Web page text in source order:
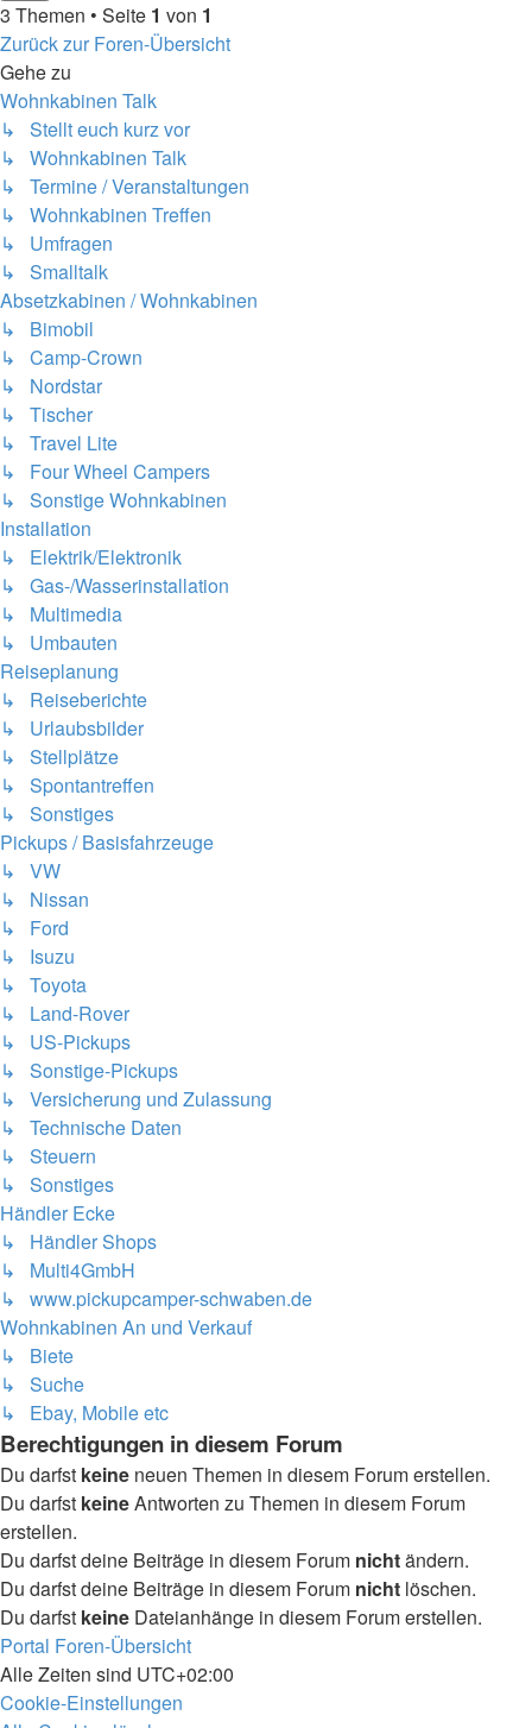
3 Themen • Seite 1 von 1
Zurück zur Foren-Übersicht
Gehe zu
Wohnkabinen Talk
↳ Stellt euch kurz vor
↳ Wohnkabinen Talk
↳ Termine / Veranstaltungen
↳ Wohnkabinen Treffen
↳ Umfragen
↳ Smalltalk
Absetzkabinen / Wohnkabinen
↳ Bimobil
↳ Camp-Crown
↳ Nordstar
↳ Tischer
↳ Travel Lite
↳ Four Wheel Campers
↳ Sonstige Wohnkabinen
Installation
↳ Elektrik/Elektronik
↳ Gas-/Wasserinstallation
↳ Multimedia
↳ Umbauten
Reiseplanung
↳ Reiseberichte
↳ Urlaubsbilder
↳ Stellplätze
↳ Spontantreffen
↳ Sonstiges
Pickups / Basisfahrzeuge
↳ VW
↳ Nissan
↳ Ford
↳ Isuzu
↳ Toyota
↳ Land-Rover
↳ US-Pickups
↳ Sonstige-Pickups
↳ Versicherung und Zulassung
↳ Technische Daten
↳ Steuern
↳ Sonstiges
Händler Ecke
↳ Händler Shops
↳ Multi4GmbH
↳ www.pickupcamper-schwaben.de
Wohnkabinen An und Verkauf
↳ Biete
↳ Suche
↳ Ebay, Mobile etc
Berechtigungen in diesem Forum
Du darfst keine neuen Themen in diesem Forum erstellen.
Du darfst keineAntworten zu Themen in diesem Forum
erstellen.
Du darfst deine Beiträge in diesem Forum nichtändern.
Du darfst deine Beiträge in diesem Forum nicht löschen.
Du darfst keine Dateianhänge in diesem Forum erstellen.
Portal Foren-Übersicht
Alle Zeiten sind UTC+02:00
Cookie-Einstellungen